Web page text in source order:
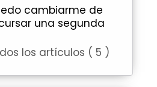
cambiarme de
una segunda
los artículos ( 5 )